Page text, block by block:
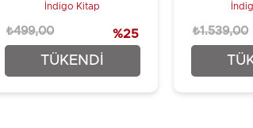
TÜKENDI
İndigo Kitap
₺374,25
₺499,00 %25 ₺1.539,00